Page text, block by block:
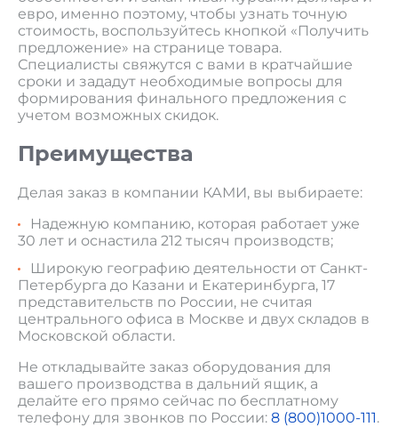
евро, именно поэтому, чтобы узнать точную
стоимость, воспользуйтесь кнопкой «Получить
предложение» на странице товара.
Специалисты свяжутся с вами в кратчайшие
сроки и зададут необходимые вопросы для
формирования финального предложения с
учетом возможных скидок.
Преимущества
Делая заказ в компании КАМИ, вы выбираете:
Надежную компанию, которая работает уже
30 лет и оснастила 212 тысяч производств;
Широкую географию деятельности от Санкт-
Петербурга до Казани и Екатеринбурга, 17
представительств по России, не считая
центрального офиса в Москве и двух складов в
Московской области.
Не откладывайте заказ оборудования для
вашего производства в дальний ящик, а
делайте его прямо сейчас по бесплатному
телефону для звонков по России: 8 (800)1000-111.